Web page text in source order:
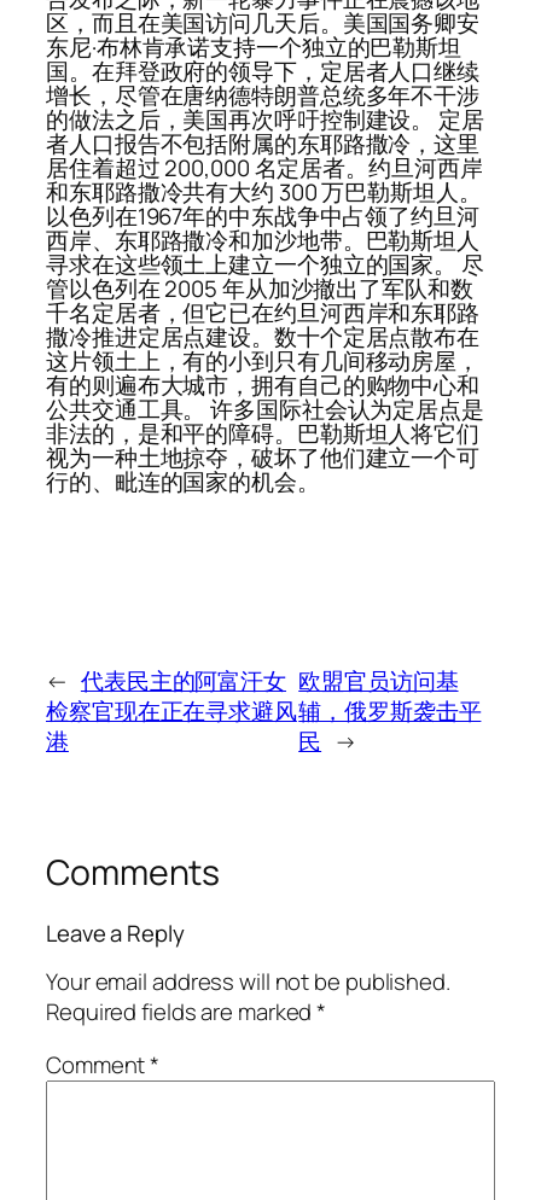
区，而且在美国访问几天后。美国国务卿安
东尼·布林肯承诺支持一个独立的巴勒斯坦
国。在拜登政府的领导下，定居者人口继续
增长，尽管在唐纳德特朗普总统多年不干涉
的做法之后，美国再次呼吁控制建设。 定居
者人口报告不包括附属的东耶路撒冷，这里
居住着超过 200,000 名定居者。约旦河西岸
和东耶路撒冷共有大约 300 万巴勒斯坦人。
以色列在1967年的中东战争中占领了约旦河
西岸、东耶路撒冷和加沙地带。巴勒斯坦人
寻求在这些领土上建立一个独立的国家。 尽
管以色列在 2005 年从加沙撤出了军队和数
千名定居者，但它已在约旦河西岸和东耶路
撒冷推进定居点建设。数十个定居点散布在
这片领土上，有的小到只有几间移动房屋，
有的则遍布大城市，拥有自己的购物中心和
公共交通工具。 许多国际社会认为定居点是
非法的，是和平的障碍。巴勒斯坦人将它们
视为一种土地掠夺，破坏了他们建立一个可
行的、毗连的国家的机会。
← 代表民主的阿富汗女
检察官现在正在寻求避风
港
欧盟官员访问基
辅，俄罗斯袭击平
民 →
Comments
Leave a Reply
Your email address will not be published.
Required fields are marked*
Comment*